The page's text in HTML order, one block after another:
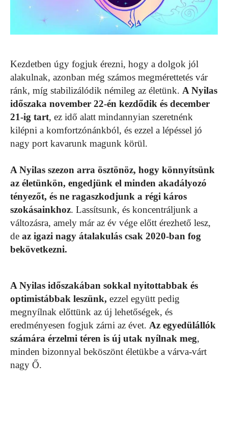
Kezdetben úgy fogjuk érezni, hogy a dolgok jól
alakulnak, azonban még számos megmérettetés vár
ránk, míg stabilizálódik némileg az életünk. A Nyilas
időszaka november 22-én kezdődik és december
21-ig tart, ez idő alatt mindannyian szeretnénk
kilépni a komfortzónánkból, és ezzel a lépéssel jó
nagy port kavarunk magunk körül.
A Nyilas szezon arra ösztönöz, hogy könnyítsünk
az életünkön, engedjünk el minden akadályozó
tényezőt, és ne ragaszkodjunk a régi káros
szokásainkhoz. Lassítsunk, és koncentráljunk a
változásra, amely már az év vége előtt érezhető lesz,
de az igazi nagy átalakulás csak 2020-ban fog
bekövetkezni.
A Nyilas időszakában sokkal nyitottabbak és
optimistábbak leszünk, ezzel együtt pedig
megnyílnak előttünk az új lehetőségek, és
eredményesen fogjuk zárni az évet. Az egyedülállók
számára érzelmi téren is új utak nyílnak meg,
minden bizonnyal beköszönt életükbe a várva-várt
nagy Ő.